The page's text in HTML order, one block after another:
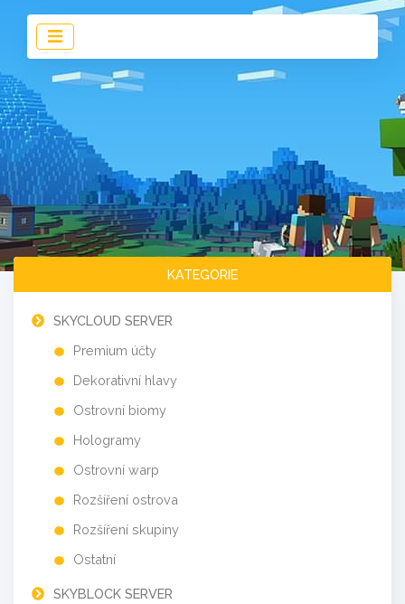
KATEGORIE
SKYCLOUD SERVER
Premium účty
Dekorativní hlavy
Ostrovní biomy
Hologramy
Ostrovní warp
Rozšíření ostrova
Rozšíření skupiny
Ostatní
SKYBLOCK SERVER